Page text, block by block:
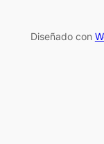
Diseñado con